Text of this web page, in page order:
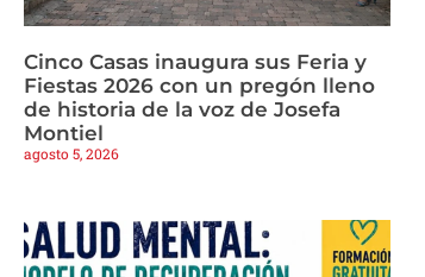
Cinco Casas inaugura sus Feria y
Fiestas 2026 con un pregón lleno
de historia de la voz de Josefa
Montiel
agosto 5, 2026